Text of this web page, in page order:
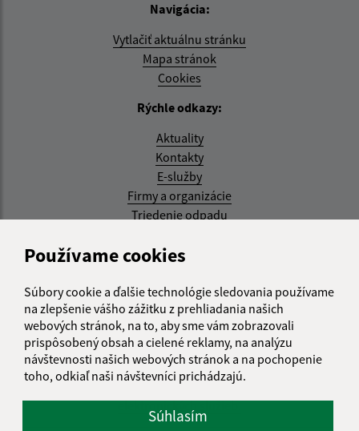
Používame cookies
Súbory cookie a ďalšie technológie sledovania používame
na zlepšenie vášho zážitku z prehliadania našich
webových stránok, na to, aby sme vám zobrazovali
prispôsobený obsah a cielené reklamy, na analýzu
návštevnosti našich webových stránok a na pochopenie
toho, odkiaľ naši návštevníci prichádzajú.
Súhlasím
Navigácia:
Vytlačiť aktuálnu stránku
Mapa stránok
Cookies
Rýchle odkazy:
Aktuality
Kontakty
E-služby
Firmy a organizácie
Triedenie odpadu
Aktualizované:
RSS
Správca obsahu:
Správca obsahu je Obec Kysak.
Vytvorené v súlade s
Jednotným dizajn manuálom
elektronických služieb.